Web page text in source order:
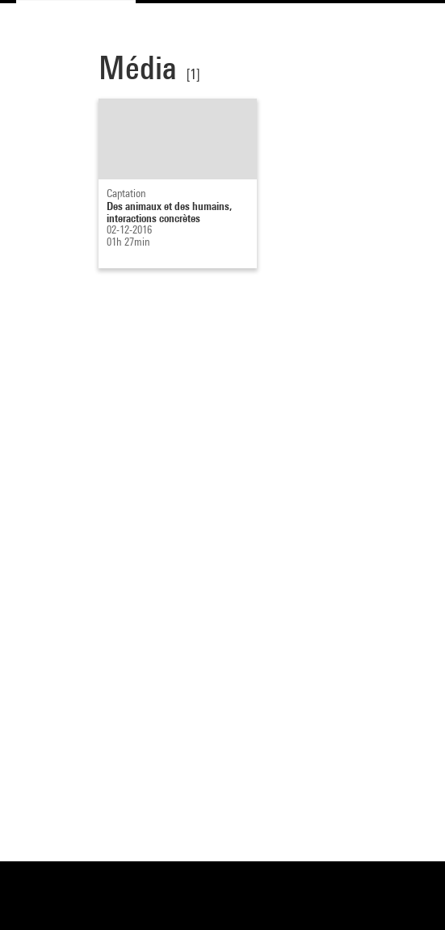
Média [1]
Captation
Des animaux et des humains,
interactions concrètes
02-12-2016
01h 27min